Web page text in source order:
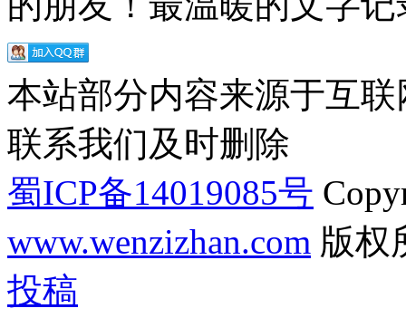
本站部分内容来源于互
联系我们及时删除
蜀ICP备14019085号
www.wenzizhan.com 版权
投稿